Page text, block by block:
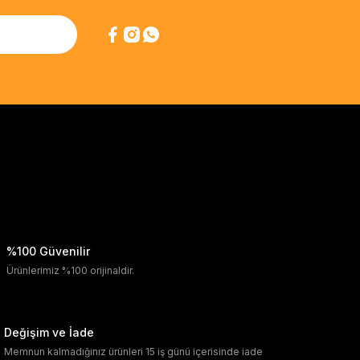
%100 Güvenilir
Ürünlerimiz %100 orijinaldir.
Değişim ve İade
Memnun kalmadığınız ürünleri 15 iş günü içerisinde iade